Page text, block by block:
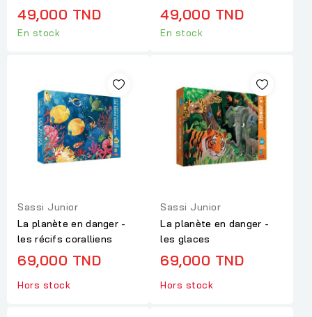
49,000 TND
En stock
49,000 TND
En stock
Sassi Junior
La planète en danger -
les récifs coralliens
69,000 TND
Hors stock
Sassi Junior
La planète en danger -
les glaces
69,000 TND
Hors stock